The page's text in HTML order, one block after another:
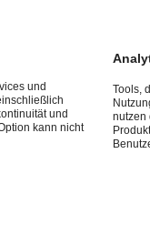
und
und
kann nicht
Tools,
nutzen